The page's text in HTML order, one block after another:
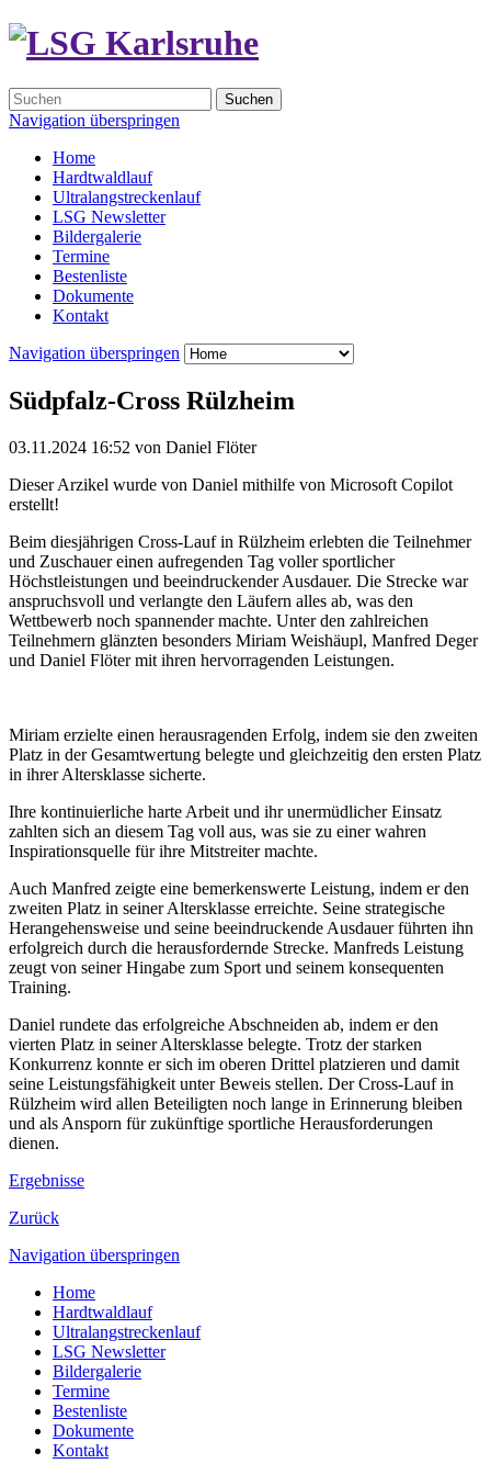
Suchen
Navigation überspringen
Home
Hardtwaldlauf
Ultralangstreckenlauf
LSG Newsletter
Bildergalerie
Termine
Bestenliste
Dokumente
Kontakt
Navigation überspringen
Südpfalz-Cross Rülzheim
03.11.2024 16:52 von Daniel Flöter
Dieser Arzikel wurde von Daniel mithilfe von Microsoft Copilot
erstellt!
Beim diesjährigen Cross-Lauf in Rülzheim erlebten die Teilnehmer
und Zuschauer einen aufregenden Tag voller sportlicher
Höchstleistungen und beeindruckender Ausdauer. Die Strecke war
anspruchsvoll und verlangte den Läufern alles ab, was den
Wettbewerb noch spannender machte. Unter den zahlreichen
Teilnehmern glänzten besonders Miriam Weishäupl, Manfred Deger
und Daniel Flöter mit ihren hervorragenden Leistungen.
Miriam erzielte einen herausragenden Erfolg, indem sie den zweiten
Platz in der Gesamtwertung belegte und gleichzeitig den ersten Platz
in ihrer Altersklasse sicherte.
Ihre kontinuierliche harte Arbeit und ihr unermüdlicher Einsatz
zahlten sich an diesem Tag voll aus, was sie zu einer wahren
Inspirationsquelle für ihre Mitstreiter machte.
Auch Manfred zeigte eine bemerkenswerte Leistung, indem er den
zweiten Platz in seiner Altersklasse erreichte. Seine strategische
Herangehensweise und seine beeindruckende Ausdauer führten ihn
erfolgreich durch die herausfordernde Strecke. Manfreds Leistung
zeugt von seiner Hingabe zum Sport und seinem konsequenten
Training.
Daniel rundete das erfolgreiche Abschneiden ab, indem er den
vierten Platz in seiner Altersklasse belegte. Trotz der starken
Konkurrenz konnte er sich im oberen Drittel platzieren und damit
seine Leistungsfähigkeit unter Beweis stellen. Der Cross-Lauf in
Rülzheim wird allen Beteiligten noch lange in Erinnerung bleiben
und als Ansporn für zukünftige sportliche Herausforderungen
dienen.
Ergebnisse
Zurück
Navigation überspringen
Home
Hardtwaldlauf
Ultralangstreckenlauf
LSG Newsletter
Bildergalerie
Termine
Bestenliste
Dokumente
Kontakt